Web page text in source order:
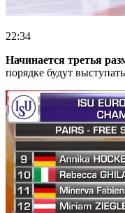
22:34
Начинается третья
порядке будут